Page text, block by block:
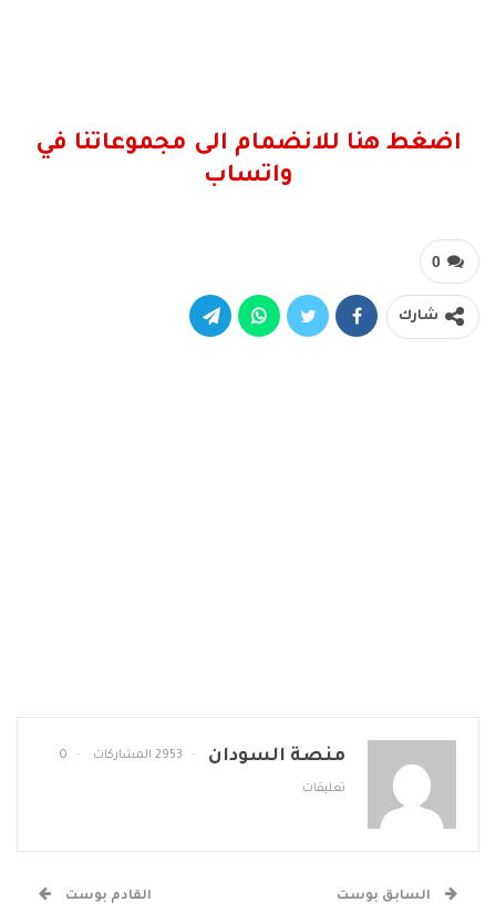
اضغط هنا للانضمام الى مجموعاتنا في
واتساب
0
شارك
منصة السودان 2953 المشاركات 0
تعليقات
السابق بوست القادم بوست